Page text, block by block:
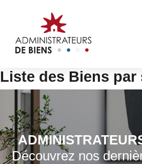
Liste des Biens par
Découvrez nos